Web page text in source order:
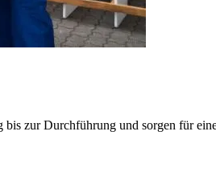
zur Durchführung und sorgen für